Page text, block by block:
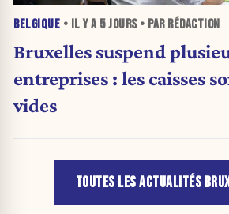
BELGIQUE • IL Y A 5 JOURS• PAR RÉDACTION
Bruxelles suspend
entreprises : les caisses
vides
TOUTES LES ACTUALITÉS